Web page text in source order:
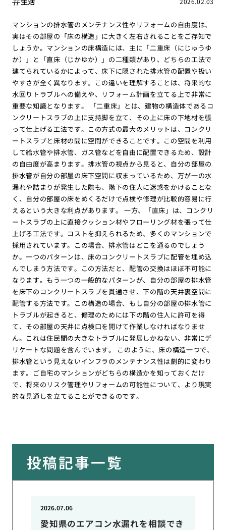
マンションの排水管のメンテナンス性やリフォームの自由度は、
実はその部屋の「床の構造」に大きく左右されることをご存知で
しょうか。マンションの床構造には、主に「二重床（にじゅうゆ
か）」と「直床（じかゆか）」の二種類があり、どちらの工法で
建てられているかによって、床下に隠された排水管の配置や扱い
やすさが全く異なります。この違いを理解することは、将来的な
水回りトラブルへの備えや、リフォーム計画を立てる上で非常に
重要な知識となります。 「二重床」とは、建物の構造体であるコ
ンクリートスラブの上に支持脚を立て、その上に床の下地材を張
って仕上げる工法です。この方式の最大のメリットは、コンクリ
ートスラブと床材の間に空間ができることです。この空間を利用
して給水管や排水管、ガス管などを自由に配置できるため、設計
の自由度が高まります。排水管の視点から見ると、自分の部屋の
排水管が自分の部屋の床下空間に収まっているため、万が一の水
漏れや詰まりが発生した際も、階下の住人に迷惑をかけることな
く、自分の部屋の床をめくるだけで点検や修理が比較的容易に行
えるという大きな利点があります。 一方、「直床」は、コンクリ
ートスラブの上に直接クッション材やフローリング材を張って仕
上げる工法です。コストを抑えられるため、多くのマンションで
採用されています。この場合、排水管はどこを通るのでしょう
か。一つのパターンは、床のコンクリートスラブに配管を埋め込
んでしまう方法です。この方法だと、配管の交換はほぼ不可能に
なります。もう一つの一般的なパターンが、自分の部屋の排水管
を床下のコンクリートスラブを貫通させ、下の階の天井裏空間に
配管する方法です。この構造の場合、もし自分の部屋の排水管に
トラブルが起きると、修理のためには下の階の住人に許可を得
て、その部屋の天井に点検口を開けて作業しなければなりませ
ん。これは住民間の大きなトラブルに発展しかねない、非常にデ
リケートな問題を含んでいます。 このように、床の構造一つで、
排水管という見えないインフラのメンテナンス性は劇的に変わり
ます。ご自宅のマンションがどちらの構造かを知っておくだけ
で、将来のリスク管理やリフォームの可能性について、より現実
的な見通しを立てることができるのです。
投稿記事一覧
愛知県のエアコン水漏れを相談でき
2026.07.06